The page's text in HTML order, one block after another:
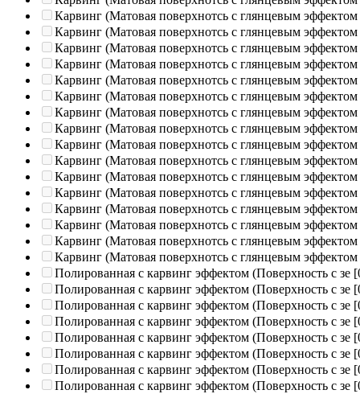
Карвинг (Матовая поверхнотсь с глянцевым эффектом
Карвинг (Матовая поверхнотсь с глянцевым эффектом
Карвинг (Матовая поверхнотсь с глянцевым эффектом
Карвинг (Матовая поверхнотсь с глянцевым эффектом
Карвинг (Матовая поверхнотсь с глянцевым эффектом
Карвинг (Матовая поверхнотсь с глянцевым эффектом
Карвинг (Матовая поверхнотсь с глянцевым эффектом
Карвинг (Матовая поверхнотсь с глянцевым эффектом
Карвинг (Матовая поверхнотсь с глянцевым эффектом
Карвинг (Матовая поверхнотсь с глянцевым эффектом
Карвинг (Матовая поверхнотсь с глянцевым эффектом
Карвинг (Матовая поверхнотсь с глянцевым эффектом
Карвинг (Матовая поверхнотсь с глянцевым эффектом
Карвинг (Матовая поверхнотсь с глянцевым эффектом
Карвинг (Матовая поверхнотсь с глянцевым эффектом
Карвинг (Матовая поверхнотсь с глянцевым эффектом
Полированная c карвинг эффектом (Поверхность с зе
Полированная c карвинг эффектом (Поверхность с зе
Полированная c карвинг эффектом (Поверхность с зе
Полированная c карвинг эффектом (Поверхность с зе
Полированная c карвинг эффектом (Поверхность с зе
Полированная c карвинг эффектом (Поверхность с зе
Полированная c карвинг эффектом (Поверхность с зе
Полированная c карвинг эффектом (Поверхность с зе